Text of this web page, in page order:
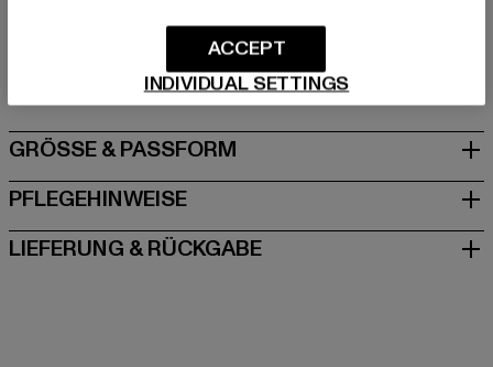
Hersteller: TB International GmbH |info@tbint.de
Dr.-Robert-Murjahn-Straße 7 | 64372 Ober-Ramstadt |
GRÖSSE & PASSFORM
PFLEGEHINWEISE
LIEFERUNG & RÜCKGABE
INDIVIDUAL SETTINGS
ACCEPT